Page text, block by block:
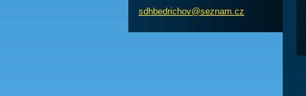
sdhbedrichov@seznam.cz